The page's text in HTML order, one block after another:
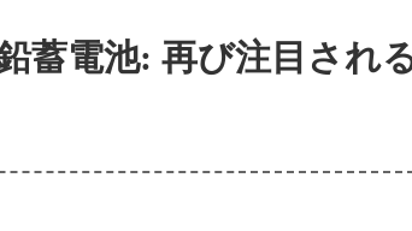
蓄電池: 再び注目され